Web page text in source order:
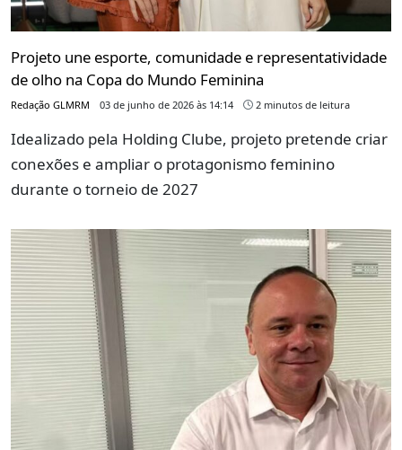
Projeto une esporte, comunidade e representatividade
de olho na Copa do Mundo Feminina
Redação GLMRM 03 de junho de 2026 às 14:14 2 minutos de leitura
Idealizado pela Holding Clube, projeto pretende criar
conexões e ampliar o protagonismo feminino
durante o torneio de 2027